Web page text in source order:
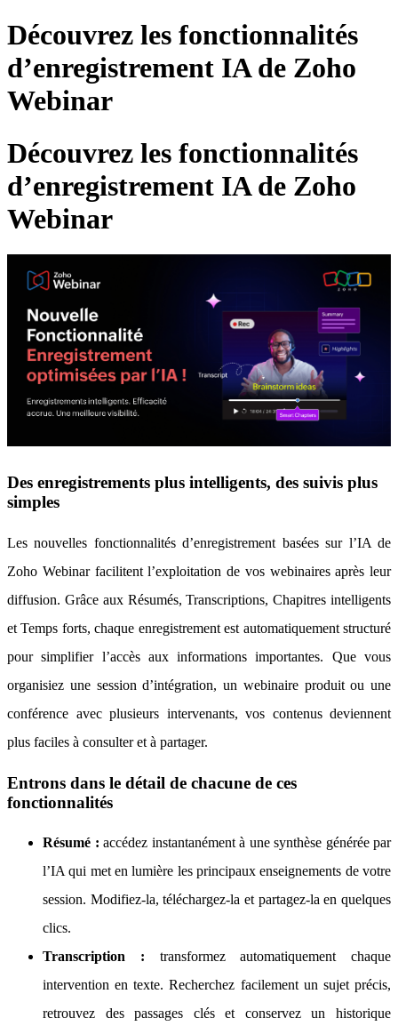
Découvrez les fonctionnalités
d’enregistrement IA de Zoho
Webinar
Découvrez les fonctionnalités
d’enregistrement IA de Zoho
Webinar
Des enregistrements plus intelligents, des suivis plus
simples
Les nouvelles fonctionnalités d’enregistrement basées sur l’IA de
Zoho Webinar facilitent l’exploitation de vos webinaires après leur
diffusion. Grâce aux Résumés, Transcriptions, Chapitres intelligents
et Temps forts, chaque enregistrement est automatiquement structuré
pour simplifier l’accès aux informations importantes. Que vous
organisiez une session d’intégration, un webinaire produit ou une
conférence avec plusieurs intervenants, vos contenus deviennent
plus faciles à consulter et à partager.
Entrons dans le détail de chacune de ces
fonctionnalités
Résumé : accédez instantanément à une synthèse générée par
l’IA qui met en lumière les principaux enseignements de votre
session. Modifiez-la, téléchargez-la et partagez-la en quelques
clics.
Transcription : transformez automatiquement chaque
intervention en texte. Recherchez facilement un sujet précis,
retrouvez des passages clés et conservez un historique